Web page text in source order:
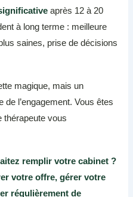
après 12 à 20
à long terme : meilleure
saines, prise de décisions
magique, mais un
l’engagement. Vous êtes
thérapeute vous
remplir votre cabinet ?
votre offre, gérer votre
régulièrement de